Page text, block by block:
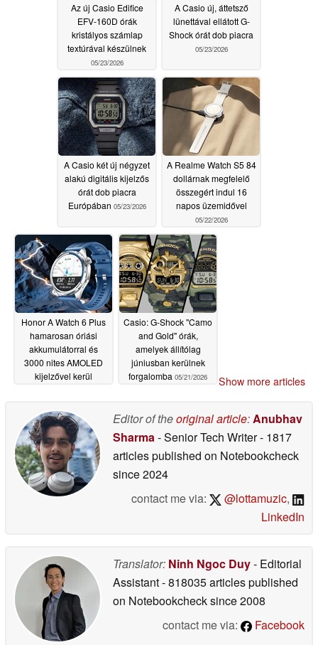
Az új Casio Edifice
EFV-160D órák
kristályos számlap
textúrával készülnek
05/23/2026
A Casio új, áttetsző
lünettával ellátott G-
Shock órát dob piacra
05/23/2026
A Casio két új négyzet
alakú digitális kijelzős
órát dob piacra
Európában 05/23/2026
A Realme Watch S5 84
dollárnak megfelelő
összegért indul 16
napos üzemidővel
05/22/2026
Honor A Watch 6 Plus
hamarosan óriási
akkumulátorral és
3000 nites AMOLED
kijelzővel kerül
Casio: G-Shock "Camo
and Gold" órák,
amelyek állítólag
júniusban kerülnek
forgalomba 05/21/2026 Show more articles
Editor of theoriginal article:Anubhav
Sharma- Senior Tech Writer- 1817
articles published on Notebookcheck
since 2024
contact me via:
@lottamuzic,
LinkedIn
Translator: Ninh Ngoc Duy- Editorial
Assistant- 818035 articles published
on Notebookchecksince 2008
contact me via:
Facebook